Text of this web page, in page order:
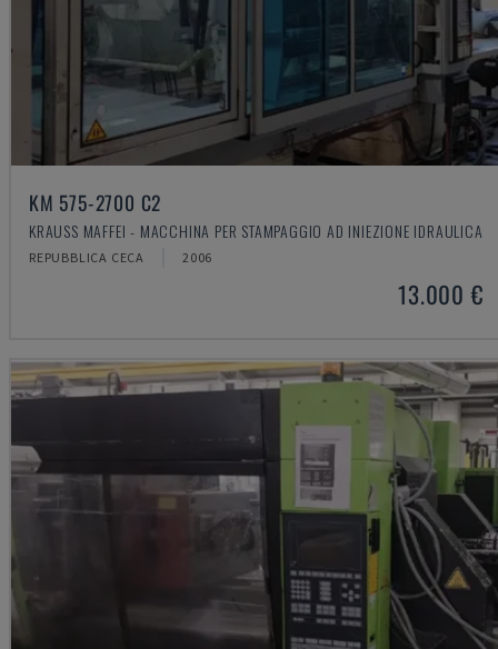
KM 575-2700 C2
KRAUSS MAFFEI - MACCHINA PER STAMPAGGIO AD INIEZIONE IDRAULICA
REPUBBLICA CECA 2006
13.000 €